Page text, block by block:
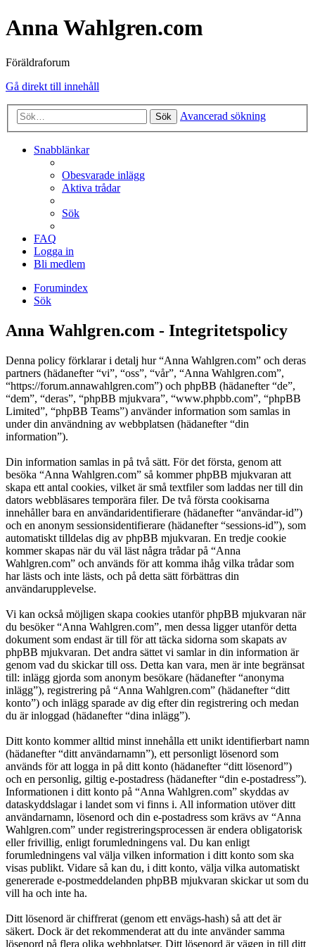
Anna Wahlgren.com
Föräldraforum
Gå direkt till innehåll
Sök Avancerad sökning
Snabblänkar
Obesvarade inlägg
Aktiva trådar
Sök
FAQ
Logga in
Bli medlem
Forumindex
Sök
Anna Wahlgren.com - Integritetspolicy
Denna policy förklarar i detalj hur “Anna Wahlgren.com” och deras
partners (hädanefter “vi”, “oss”, “vår”, “Anna Wahlgren.com”,
“https://forum.annawahlgren.com”) och phpBB (hädanefter “de”,
“dem”, “deras”, “phpBB mjukvara”, “www.phpbb.com”, “phpBB
Limited”, “phpBB Teams”) använder information som samlas in
under din användning av webbplatsen (hädanefter “din
information”).
Din information samlas in på två sätt. För det första, genom att
besöka “Anna Wahlgren.com” så kommer phpBB mjukvaran att
skapa ett antal cookies, vilket är små textfiler som laddas ner till din
dators webbläsares temporära filer. De två första cookisarna
innehåller bara en användaridentifierare (hädanefter “användar-id”)
och en anonym sessionsidentifierare (hädanefter “sessions-id”), som
automatiskt tilldelas dig av phpBB mjukvaran. En tredje cookie
kommer skapas när du väl läst några trådar på “Anna
Wahlgren.com” och används för att komma ihåg vilka trådar som
har lästs och inte lästs, och på detta sätt förbättras din
användarupplevelse.
Vi kan också möjligen skapa cookies utanför phpBB mjukvaran när
du besöker “Anna Wahlgren.com”, men dessa ligger utanför detta
dokument som endast är till för att täcka sidorna som skapats av
phpBB mjukvaran. Det andra sättet vi samlar in din information är
genom vad du skickar till oss. Detta kan vara, men är inte begränsat
till: inlägg gjorda som anonym besökare (hädanefter “anonyma
inlägg”), registrering på “Anna Wahlgren.com” (hädanefter “ditt
konto”) och inlägg sparade av dig efter din registrering och medan
du är inloggad (hädanefter “dina inlägg”).
Ditt konto kommer alltid minst innehålla ett unikt identifierbart namn
(hädanefter “ditt användarnamn”), ett personligt lösenord som
används för att logga in på ditt konto (hädanefter “ditt lösenord”)
och en personlig, giltig e-postadress (hädanefter “din e-postadress”).
Informationen i ditt konto på “Anna Wahlgren.com” skyddas av
dataskyddslagar i landet som vi finns i. All information utöver ditt
användarnamn, lösenord och din e-postadress som krävs av “Anna
Wahlgren.com” under registreringsprocessen är endera obligatorisk
eller frivillig, enligt forumledningens val. Du kan enligt
forumledningens val välja vilken information i ditt konto som ska
visas publikt. Vidare så kan du, i ditt konto, välja vilka automatiskt
genererade e-postmeddelanden phpBB mjukvaran skickar ut som du
vill ha och inte ha.
Ditt lösenord är chiffrerat (genom ett envägs-hash) så att det är
säkert. Dock är det rekommenderat att du inte använder samma
lösenord på flera olika webbplatser. Ditt lösenord är vägen in till ditt